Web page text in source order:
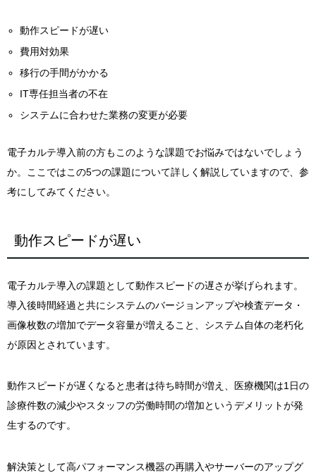
動作スピードが遅い
費用対効果
移行の手間がかかる
IT専任担当者の不在
システムに合わせた業務の変更が必要
電子カルテ導入前の方もこのような課題でお悩みではないでしょう
か。ここではこの5つの課題について詳しく解説していますので、参
考にしてみてください。
動作スピードが遅い
電子カルテ導入の課題として動作スピードの遅さが挙げられます。
導入後時間経過と共にシステムのバージョンアップや検査データ・
画像枚数の増加でデータ容量が増えること、システム自体の老朽化
が原因とされています。
動作スピードが遅くなると患者は待ち時間が増え、医療機関は1日の
診療件数の減少やスタッフの労働時間の増加というデメリットが発
生するのです。
解決策として高パフォーマンス機器の再購入やサーバーのアップグ